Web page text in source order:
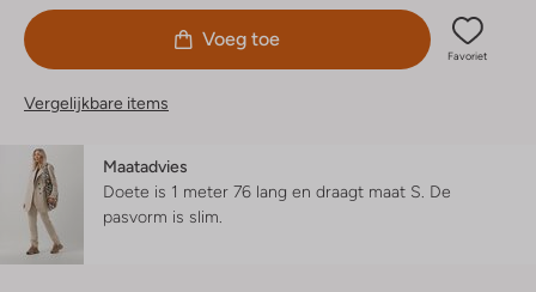
Voeg toe
Favoriet
Vergelijkbare items
Maatadvies
Doete is 1 meter 76 lang en draagt maat S. De
pasvorm is slim